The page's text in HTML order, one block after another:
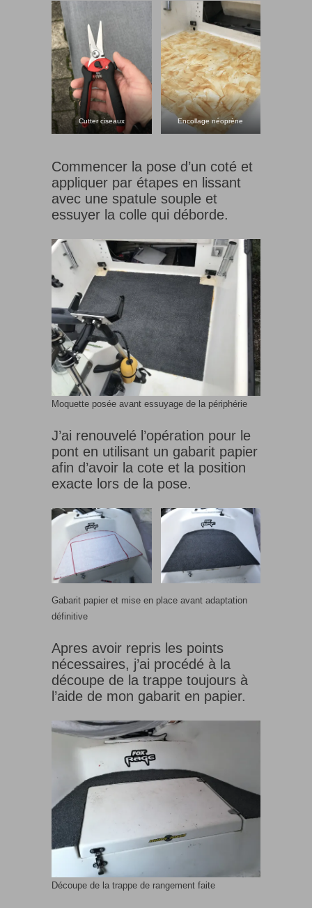
Cutter ciseaux Encollage néoprène
Commencer la pose d’un coté et
appliquer par étapes en lissant
avec une spatule souple et
essuyer la colle qui déborde.
Moquette posée avant essuyage de la périphérie
J’ai renouvelé l’opération pour le
pont en utilisant un gabarit papier
afin d’avoir la cote et la position
exacte lors de la pose.
Gabarit papier et mise en place avant adaptation
définitive
Apres avoir repris les points
nécessaires, j’ai procédé à la
découpe de la trappe toujours à
l’aide de mon gabarit en papier.
Découpe de la trappe de rangement faite